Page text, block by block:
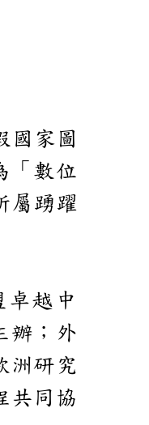
國家圖
，主題
來」
中心、
家圖
民國
盟研